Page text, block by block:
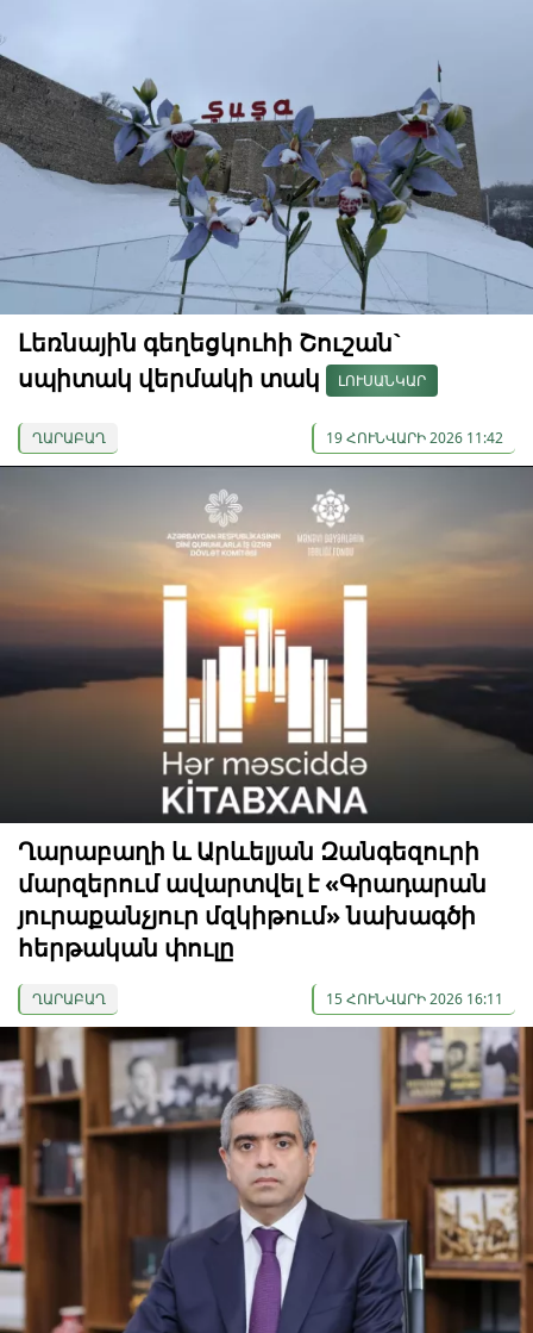
Լեռնային գեղեցկուհի Շուշան`
սպիտակ վերմակի տակ
ԼՈՒՍԱՆԿԱՐ
ՂԱՐԱԲԱՂ 19 ՀՈՒՆՎԱՐԻ 2026 11:42
Ղարաբաղի և Արևելյան Զանգեզուրի
մարզերում ավարտվել է «Գրադարան
յուրաքանչյուր մզկիթում» նախագծի
հերթական փուլը
ՂԱՐԱԲԱՂ 15 ՀՈՒՆՎԱՐԻ 2026 16:11